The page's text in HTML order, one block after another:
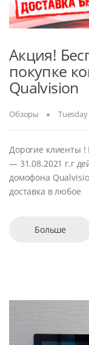
Акция!
покупке
Qualvision
Обзоры
Дорогие клиенты !
— 31.08.2021 г.г
домофона
доставка в любое
Больше